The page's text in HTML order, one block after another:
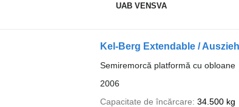
UAB VENSVA
Kel-Berg Extendable /
Semiremorcă platformă cu obloane
2006
Capacitate de încărcare 34.500 kg